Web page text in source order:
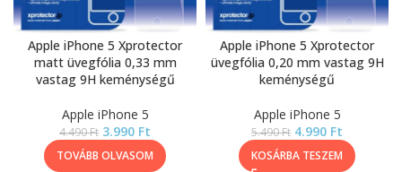
Apple iPhone 5 Xprotector
matt üvegfólia 0,33 mm
vastag 9H keménységű
Apple iPhone 5
4.490Ft 3.990 Ft
TOVÁBB OLVASOM
Apple iPhone 5 Xprotector
üvegfólia 0,20 mm vastag 9H
keménységű
Apple iPhone 5
5.490Ft 4.990 Ft
KOSÁRBA TESZEM